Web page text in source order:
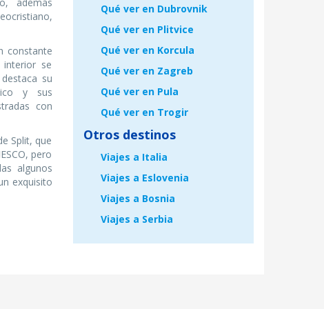
constante
se
su
y sus
con
Split, que
pero
algunos
exquisito
Qué ver en Dubrovnik
Qué ver en Plitvice
Qué ver en Korcula
Qué ver en Zagreb
Qué ver en Pula
Qué ver en Trogir
Otros destinos
Viajes a Italia
Viajes a Eslovenia
Viajes a Bosnia
Viajes a Serbia